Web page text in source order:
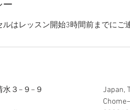
ー
はレッスン開始3時間前までにご
３−９−９
Japan,